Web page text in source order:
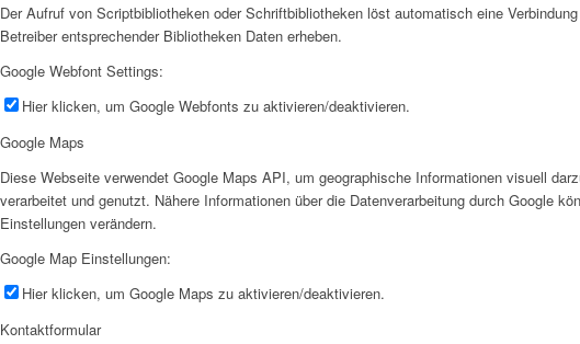
Der Aufruf von Scriptbibliotheken oder Schriftbibliotheken löst automatisch eine
Betreiber entsprechender Bibliotheken Daten erheben.
Google Webfont Settings:
Hier klicken, um Google Webfonts zu aktivieren/deaktivieren.
Google Maps
Diese Webseite verwendet Google Maps API, um geographische Informationen visuell
verarbeitet und genutzt. Nähere Informationen über die Datenverarbeitung durch Google
Einstellungen verändern.
Google Map Einstellungen:
Hier klicken, um Google Maps zu aktivieren/deaktivieren.
Kontaktformular